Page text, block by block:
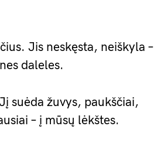
Jis neskęsta, neiškyla –
daleles.
suėda žuvys, paukščiai,
– į mūsų lėkštes.